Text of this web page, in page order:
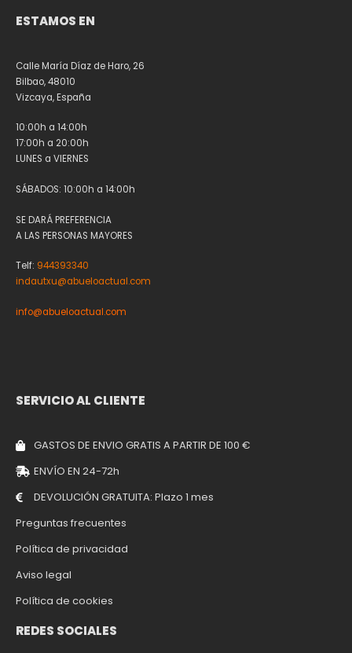
ESTAMOS EN
Calle María Díaz de Haro, 26
Bilbao, 48010
Vizcaya, España
10:00h a 14:00h
17:00h a 20:00h
LUNES a VIERNES
SÁBADOS: 10:00h a 14:00h
SE DARÁ PREFERENCIA
A LAS PERSONAS MAYORES
Telf: 944393340
indautxu@abueloactual.com
info@abueloactual.com
SERVICIO AL CLIENTE
GASTOS DE ENVIO GRATIS A PARTIR DE 100 €
ENVÍO EN 24-72h
DEVOLUCIÓN GRATUITA: Plazo 1 mes
Preguntas frecuentes
Política de privacidad
Aviso legal
Política de cookies
REDES SOCIALES